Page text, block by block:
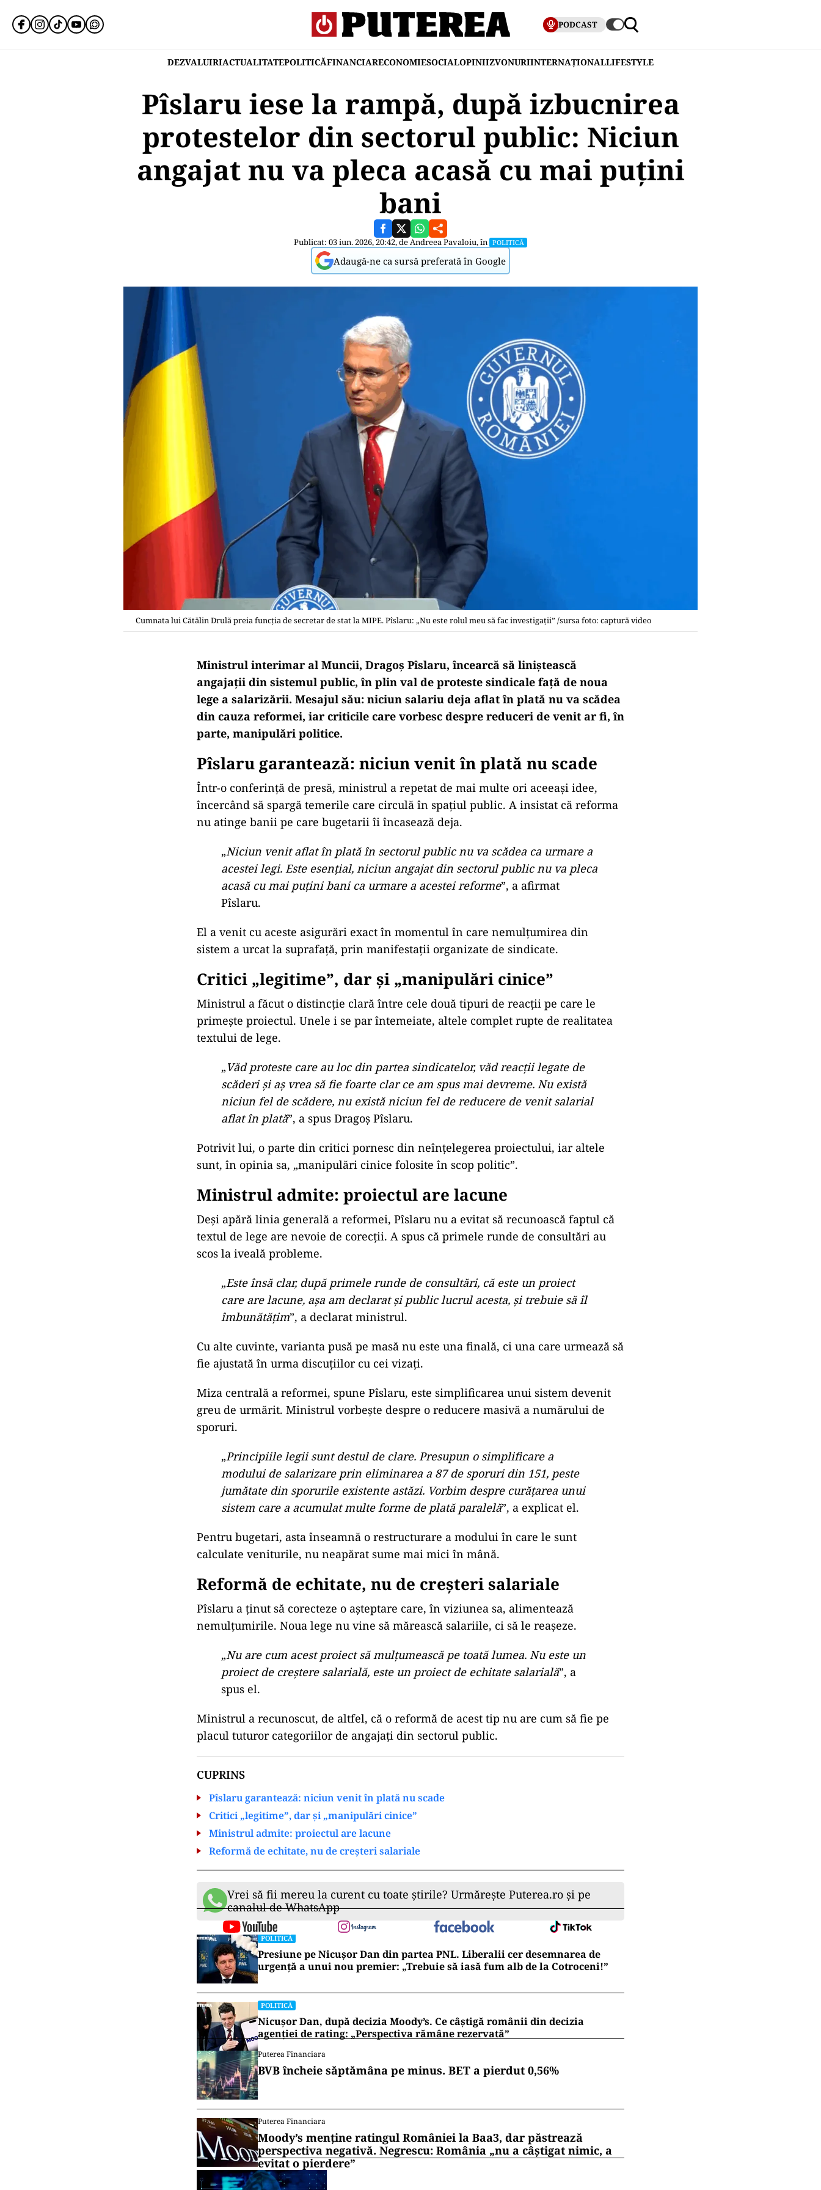
PODCAST
DEZVALUIRIACTUALITATEPOLITICĂFINANCIARECONOMIESOCIALOPINIIZVONURIINTERNAȚIONALLIFESTYLE
Pîslaru iese la rampă, după izbucnirea
protestelor din sectorul public: Niciun
angajat nu va pleca acasă cu mai puțini
bani
Publicat: 03 iun. 2026, 20:42, deAndreea Pavaloiu, în POLITICĂ
Adaugă-ne ca sursă preferată în Google
Cumnata lui Cătălin Drulă preia funcția de secretar de stat la MIPE. Pîslaru: „Nu este rolul meu să fac investigaţii” /sursa foto: captură video
Ministrul interimar al Muncii, Dragoș Pîslaru, încearcă să liniștească
angajații din sistemul public, în plin val de proteste sindicale față de noua
lege a salarizării. Mesajul său: niciun salariu deja aflat în plată nu va scădea
din cauza reformei, iar criticile care vorbesc despre reduceri de venit ar fi, în
parte, manipulări politice.
Pîslaru garantează: niciun venit în plată nu scade
Într-o conferință de presă, ministrul a repetat de mai multe ori aceeași idee,
încercând să spargă temerile care circulă în spațiul public. A insistat că reforma
nu atinge banii pe care bugetarii îi încasează deja.
„Niciun venit aflat în plată în sectorul public nu va scădea ca urmare a
acestei legi. Este esențial, niciun angajat din sectorul public nu va pleca
acasă cu mai puțini bani ca urmare a acestei reforme”, a afirmat
Pîslaru.
El a venit cu aceste asigurări exact în momentul în care nemulțumirea din
sistem a urcat la suprafață, prin manifestații organizate de sindicate.
Critici „legitime”, dar și „manipulări cinice”
Ministrul a făcut o distincție clară între cele două tipuri de reacții pe care le
primește proiectul. Unele i se par întemeiate, altele complet rupte de realitatea
textului de lege.
„Văd proteste care au loc din partea sindicatelor, văd reacții legate de
scăderi și aș vrea să fie foarte clar ce am spus mai devreme. Nu există
niciun fel de scădere, nu există niciun fel de reducere de venit salarial
aflat în plată”, a spus Dragoș Pîslaru.
Potrivit lui, o parte din critici pornesc din neînțelegerea proiectului, iar altele
sunt, în opinia sa, „manipulări cinice folosite în scop politic”.
Ministrul admite: proiectul are lacune
Deși apără linia generală a reformei, Pîslaru nu a evitat să recunoască faptul că
textul de lege are nevoie de corecții. A spus că primele runde de consultări au
scos la iveală probleme.
„Este însă clar, după primele runde de consultări, că este un proiect
care are lacune, așa am declarat și public lucrul acesta, și trebuie să îl
îmbunătățim”, a declarat ministrul.
Cu alte cuvinte, varianta pusă pe masă nu este una finală, ci una care urmează să
fie ajustată în urma discuțiilor cu cei vizați.
Miza centrală a reformei, spune Pîslaru, este simplificarea unui sistem devenit
greu de urmărit. Ministrul vorbește despre o reducere masivă a numărului de
sporuri.
„Principiile legii sunt destul de clare. Presupun o simplificare a
modului de salarizare prin eliminarea a 87 de sporuri din 151, peste
jumătate din sporurile existente astăzi. Vorbim despre curățarea unui
sistem care a acumulat multe forme de plată paralelă”, a explicat el.
Pentru bugetari, asta înseamnă o restructurare a modului în care le sunt
calculate veniturile, nu neapărat sume mai mici în mână.
Reformă de echitate, nu de creșteri salariale
Pîslaru a ținut să corecteze o așteptare care, în viziunea sa, alimentează
nemulțumirile. Noua lege nu vine să mărească salariile, ci să le reașeze.
„Nu are cum acest proiect să mulțumească pe toată lumea. Nu este un
proiect de creștere salarială, este un proiect de echitate salarială”, a
spus el.
Ministrul a recunoscut, de altfel, că o reformă de acest tip nu are cum să fie pe
placul tuturor categoriilor de angajați din sectorul public.
CUPRINS
Pîslaru garantează: niciun venit în plată nu scade
Critici „legitime”, dar și „manipulări cinice”
Ministrul admite: proiectul are lacune
Reformă de echitate, nu de creșteri salariale
Vrei să fii mereu la curent cu toate știrile? Urmărește Puterea.ro și pe
canalul de WhatsApp
POLITICĂ
Presiune pe Nicușor Dan din partea PNL. Liberalii cer desemnarea de
urgență a unui nou premier: „Trebuie să iasă fum alb de la Cotroceni!”
POLITICĂ
Nicușor Dan, după decizia Moody’s. Ce câștigă românii din decizia
agenției de rating: „Perspectiva rămâne rezervată”
Puterea Financiara
BVB încheie săptămâna pe minus. BET a pierdut 0,56%
Puterea Financiara
Moody’s menține ratingul României la Baa3, dar păstrează
perspectiva negativă. Negrescu: România „nu a câștigat nimic, a
evitat o pierdere”